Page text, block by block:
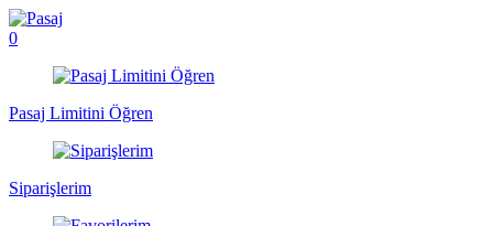
0
Pasaj Limitini Öğren
Siparişlerim